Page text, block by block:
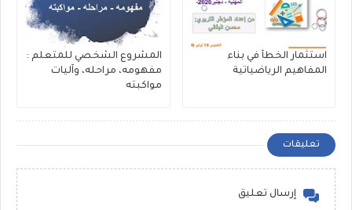
استثمار الخطأ في بناء
المفاهيم الرياضياتية
المشروع الشخصي للمتعلم :
مفهومه، مراحله، وآليات
مواكبته
تعليقات
إرسال تعليق